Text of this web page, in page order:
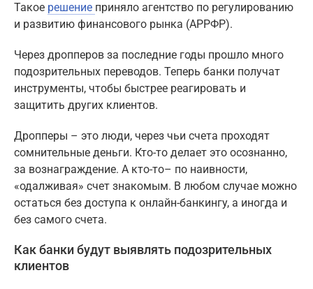
Такое решение приняло агентство по регулированию
и развитию финансового рынка (АРРФР).
Через дропперов за последние годы прошло много
подозрительных переводов. Теперь банки получат
инструменты, чтобы быстрее реагировать и
защитить других клиентов.
Дропперы – это люди, через чьи счета проходят
сомнительные деньги. Кто-то делает это осознанно,
за вознаграждение. А кто-то– по наивности,
«одалживая» счет знакомым. В любом случае можно
остаться без доступа к онлайн-банкингу, а иногда и
без самого счета.
Как банки будут выявлять подозрительных
клиентов